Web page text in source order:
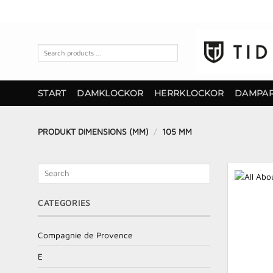
START DAMKLOCKOR HERRKLOCKOR
PRODUKT DIMENSIONS (MM) / 105 MM
CATEGORIES
Compagnie de Provence
E